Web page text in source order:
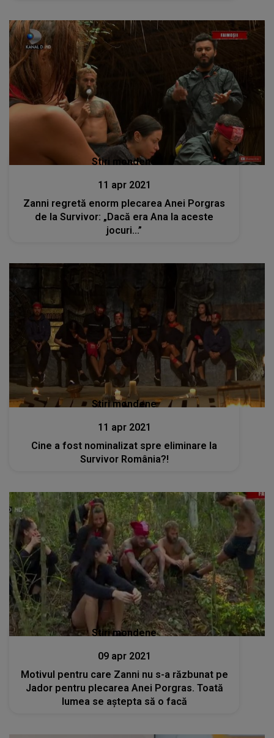
Stiri mondene
11 apr 2021
Zanni regretă enorm plecarea Anei Porgras
de la Survivor: „Dacă era Ana la aceste
jocuri...”
Stiri mondene
11 apr 2021
Cine a fost nominalizat spre eliminare la
Survivor România?!
Stiri mondene
09 apr 2021
Motivul pentru care Zanni nu s-a răzbunat pe
Jador pentru plecarea Anei Porgras. Toată
lumea se aștepta să o facă